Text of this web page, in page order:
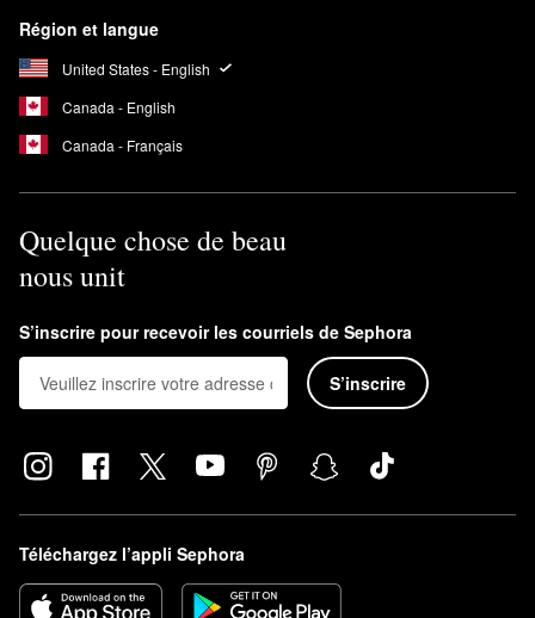
Région et langue
United States - English
Canada - English
Canada - Français
Quelque chose de beau
nous unit
S’inscrire pour recevoir les courriels de Sephora
S’inscrire
Téléchargez l’appli Sephora